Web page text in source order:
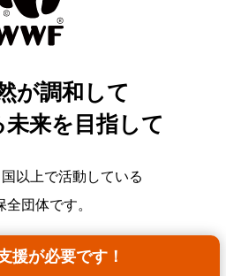
援が必要です！
が調和して
来を目指して
以上で活動している
全団体です。